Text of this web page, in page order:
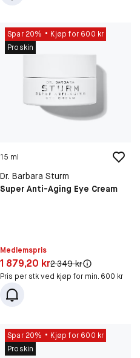
Spar 20%
Kjøp for 600 kr
Proskin
15 ml
Dr. Barbara Sturm
Super Anti-Aging Eye Cream
Medlemspris
Pris: 1 879,20 kr
1 879,20 krOriginal pris:
2 349 kr
Pris per stk ved kjøp for min. 600 kr
Spar 20%
Kjøp for 600 kr
Proskin